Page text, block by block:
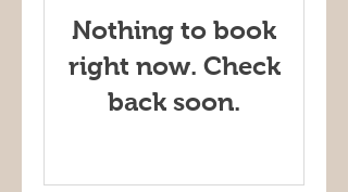
Nothing to book
right now. Check
back soon.